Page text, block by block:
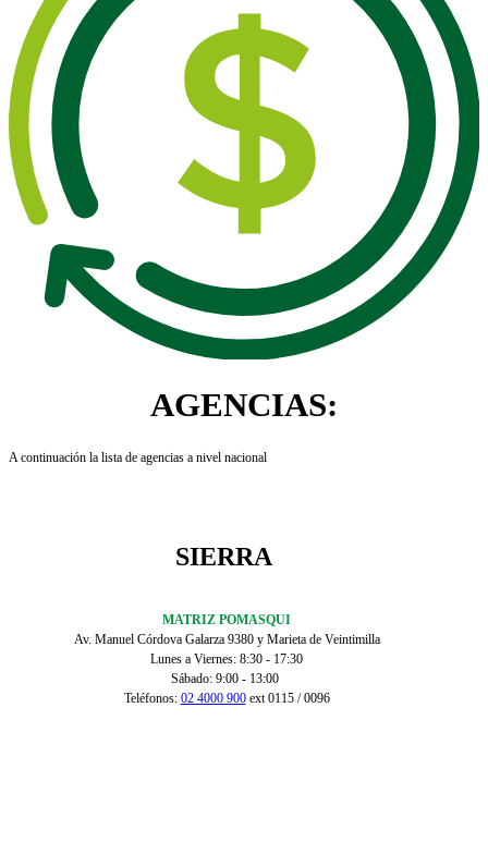
AGENCIAS:
A continuación la lista de agencias a nivel nacional
SIERRA
MATRIZ POMASQUI
Av. Manuel Córdova Galarza 9380 y Marieta de Veintimilla
Lunes a Viernes: 8:30 - 17:30
Sábado: 9:00 - 13:00
Teléfonos: 02 4000 900ext 0115 / 0096